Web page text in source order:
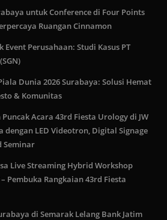
untuk Conference di Four Points
Ruangan Cinnamon
Perusahaan: Studi Kasus PT
Dunia 2026 Surabaya: Solusi Hemat
& Komunitas
Acara 43rd Fiesta Urology di JW
LED Videotron, Digital Signage
Seminar
Live Streaming Hybrid Workshop
Pembuka Rangkaian 43rd Fiesta
di Semarak Lelang Bank Jatim